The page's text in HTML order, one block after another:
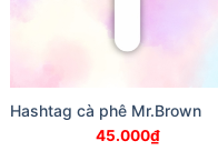
Hashtag cà phê Mr.Brown
45.000₫